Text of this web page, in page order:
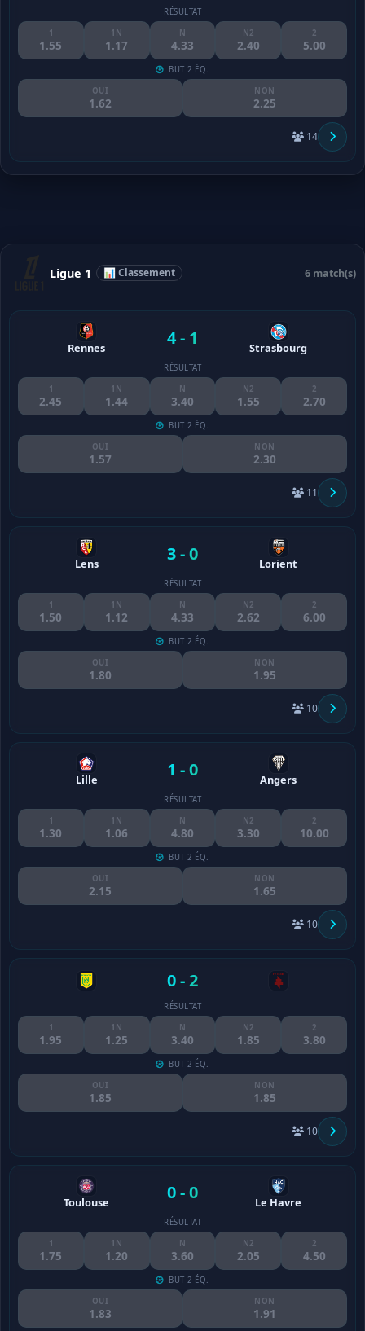
RÉSULTAT
1
1.55
1N
1.17
N
4.33
N2
2.40
2
5.00
BUT 2 ÉQ.
OUI
1.62
NON
2.25
14
Ligue 1 📊 Classement 6 match(s)
Rennes 4 - 1 Strasbourg
RÉSULTAT
1
2.45
1N
1.44
N
3.40
N2
1.55
2
2.70
BUT 2 ÉQ.
OUI
1.57
NON
2.30
11
Lens 3 - 0 Lorient
RÉSULTAT
1
1.50
1N
1.12
N
4.33
N2
2.62
2
6.00
BUT 2 ÉQ.
OUI
1.80
NON
1.95
10
Lille 1 - 0 Angers
RÉSULTAT
1
1.30
1N
1.06
N
4.80
N2
3.30
2
10.00
BUT 2 ÉQ.
OUI
2.15
NON
1.65
10
0 - 2
RÉSULTAT
1
1.95
1N
1.25
N
3.40
N2
1.85
2
3.80
BUT 2 ÉQ.
OUI
1.85
NON
1.85
10
Toulouse 0 - 0 Le Havre
RÉSULTAT
1
1.75
1N
1.20
N
3.60
N2
2.05
2
4.50
BUT 2 ÉQ.
OUI
1.83
NON
1.91